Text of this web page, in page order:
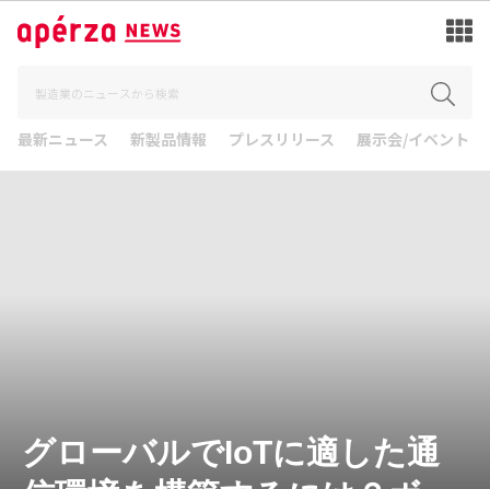
最新ニュース 新製品情報 プレスリリース 展示会/イベント
グローバルでIoTに適した通